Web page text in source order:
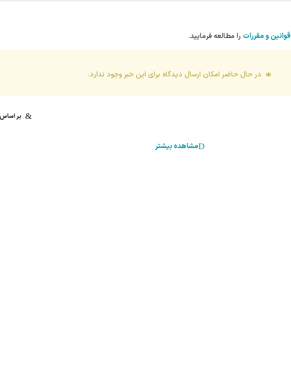
قوانین و مقررات را مطالعه فرمایید.
در حال حاضر امکان ارسال دیدگاه برای این خبروجود ندارد.
مشاهده بیشتر